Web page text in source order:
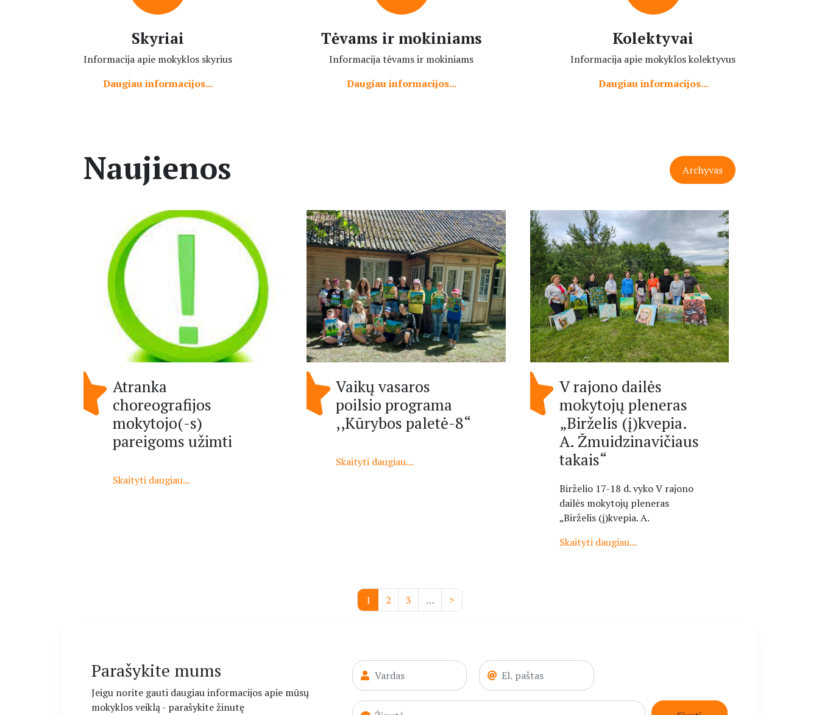
Skyriai
Informacija apie mokyklos skyrius
Daugiau informacijos...
Tėvams ir mokiniams
Informacija tėvams ir mokiniams
Daugiau informacijos...
Kolektyvai
Informacija apie mokyklos kolektyvus
Daugiau informacijos...
Naujienos Archyvas
Atranka
choreografijos
mokytojo(-s)
pareigoms užimti
Skaityti daugiau...
Vaikų vasaros
poilsio programa
,,Kūrybos paletė-8“
Skaityti daugiau...
V rajono dailės
mokytojų pleneras
„Birželis (į)kvepia.
A. Žmuidzinavičiaus
takais“
Birželio 17-18 d. vyko V rajono
dailės mokytojų pleneras
„Birželis (į)kvepia. A.
Skaityti daugiau...
Pagination
Current
page
1 Puslapis
2 Puslapis
3 …
Next
page
>
Parašykite mums
Jeigu norite gauti daugiau informacijos apie mūsų
mokyklos veiklą - parašykite žinutę